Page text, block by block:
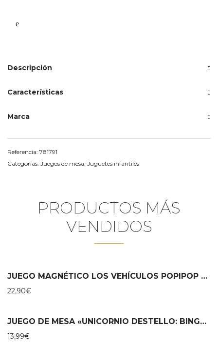
Descripción
Características
Marca
Referencia: 781791
Categorías: Juegos de mesa Juguetes infantiles
PRODUCTOS MÁS
VENDIDOS
JUEGO MAGNÉTICO LOS VEHÍCULOS POPIPOP – MOULIN ROTY
22,90€
JUEGO DE MESA «UNICORNIO DESTELLO: BINGO CHISPEANTE» – HABA
13,99€